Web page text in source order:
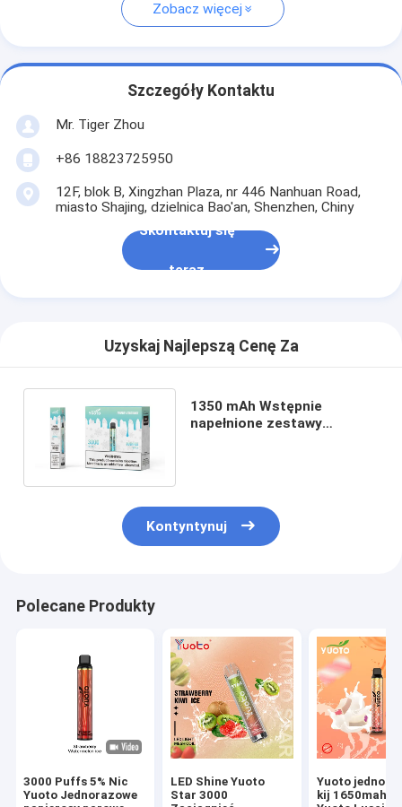
Zobacz więcej
Szczegóły Kontaktu
Mr. Tiger Zhou
+86 18823725950
12F, blok B, Xingzhan Plaza, nr 446 Nanhuan Road,
miasto Shajing, dzielnica Bao'an, Shenzhen, Chiny
Skontaktuj się
teraz
Uzyskaj Najlepszą Cenę Za
1350 mAh Wstępnie
napełnione zestawy
Kontyntynuj
Polecane Produkty
3000 Puffs 5% Nic
Yuoto Jednorazowe
LED Shine Yuoto
Star 3000
Yuoto
kij 1650mah